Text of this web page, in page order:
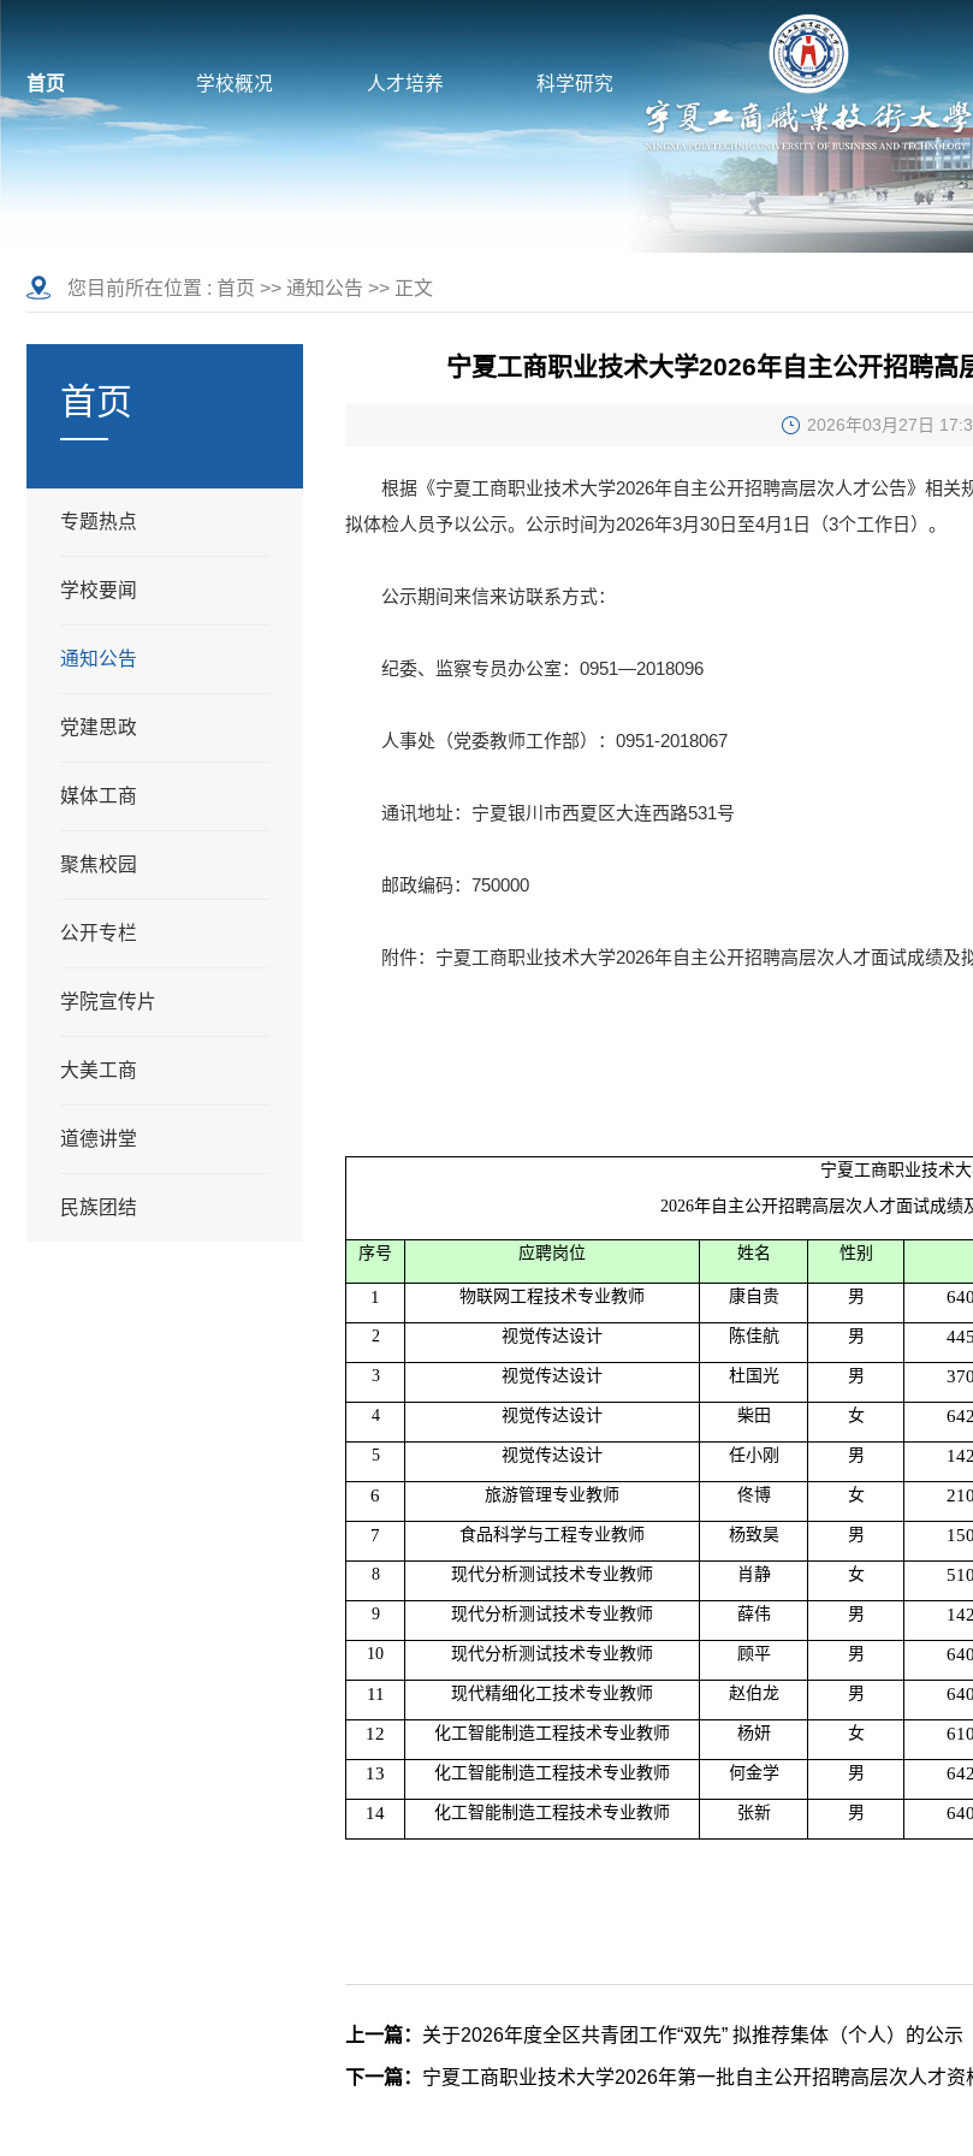
首页 学校概况 人才培养 科学研究
您目前所在位置 : 首页 >> 通知公告 >> 正文
首页
专题热点
学校要闻
通知公告
党建思政
媒体工商
聚焦校园
公开专栏
学院宣传片
大美工商
道德讲堂
民族团结
宁夏工商职业技术大学2026年自主公开招聘高
2026年03月27日
根据《宁夏工商职业技术大学2026年自主公开招聘高层次人才公告》相
拟体检人员予以公示。公示时间为2026年3月30日至4月1日（3个工作日）。
公示期间来信来访联系方式：
纪委、监察专员办公室：0951—2018096
人事处（党委教师工作部）：0951-2018067
通讯地址：宁夏银川市西夏区大连西路531号
邮政编码：750000
附件：宁夏工商职业技术大学2026年自主公开招聘高层次人才面试成绩及
宁夏工商职业技术
2026年自主公开招聘高层次人才面试成绩
序号 应聘岗位 姓名 性别
1 物联网工程技术专业教师 康自贵 男
2 视觉传达设计 陈佳航 男
3 视觉传达设计 杜国光 男
4 视觉传达设计 柴田 女
5 视觉传达设计 任小刚 男
6 旅游管理专业教师 佟博 女
7 食品科学与工程专业教师 杨致昊 男
8 现代分析测试技术专业教师 肖静 女
9 现代分析测试技术专业教师 薛伟 男
10 现代分析测试技术专业教师 顾平 男
11 现代精细化工技术专业教师 赵伯龙 男
12 化工智能制造工程技术专业教师 杨妍 女
13 化工智能制造工程技术专业教师 何金学 男
14 化工智能制造工程技术专业教师 张新 男
上一篇： 关于2026年度全区共青团工作“双先” 拟推荐集体（个人）的公示
下一篇： 宁夏工商职业技术大学2026年第一批自主公开招聘高层次人才资